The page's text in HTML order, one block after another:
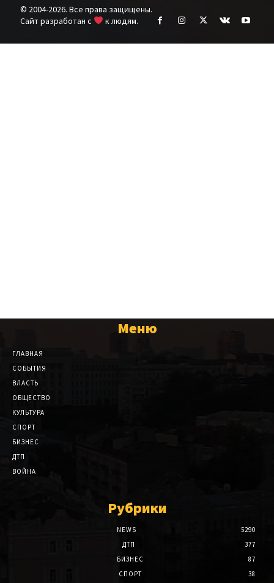
© 2004-2026. Все права защищены.
Cайт разработан с
к людям.
Меню
ГЛАВНАЯ
СОБЫТИЯ
ВЛАСТЬ
ОБЩЕСТВО
КУЛЬТУРА
СПОРТ
БИЗНЕС
ДТП
ВОЙНА
Рубрики
NEWS
5290
ДТП
377
БИЗНЕС
87
СПОРТ
38